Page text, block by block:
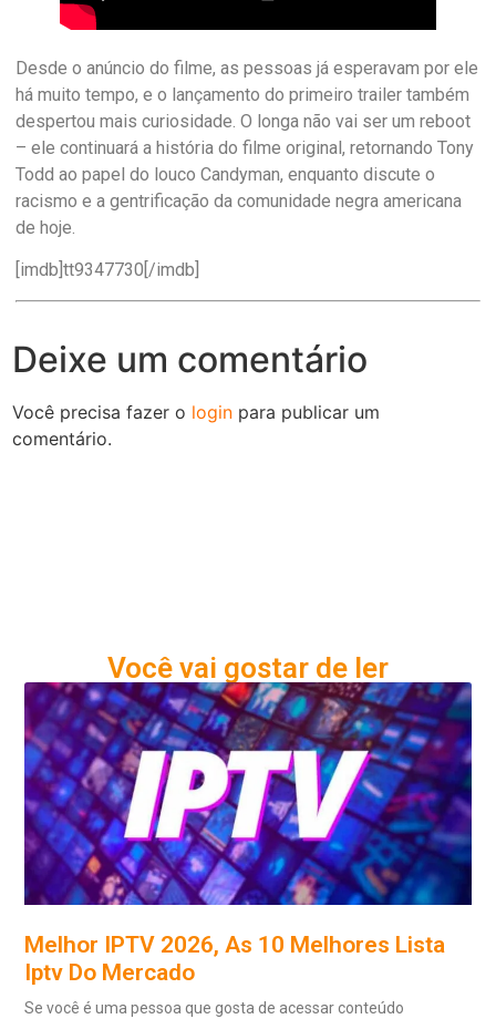
Desde o anúncio do filme, as pessoas já esperavam por ele
há muito tempo, e o lançamento do primeiro trailer também
despertou mais curiosidade. O longa não vai ser um reboot
– ele continuará a história do filme original, retornando Tony
Todd ao papel do louco Candyman, enquanto discute o
racismo e a gentrificação da comunidade negra americana
de hoje.
[imdb]tt9347730[/imdb]
Deixe um comentário
Você precisa fazer o login para publicar um
comentário.
Você vai gostar de ler
Melhor IPTV 2026, As 10 Melhores Lista
Iptv Do Mercado
Se você é uma pessoa que gosta de acessar conteúdo